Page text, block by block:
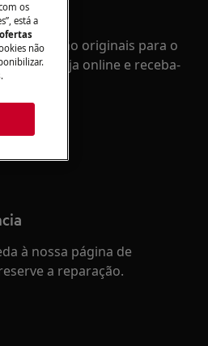
substituição originais para o
nossa loja online e receba-
casa.
à nossa página de
a reparação.
os
está a
ofertas
não
.